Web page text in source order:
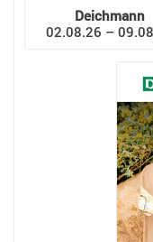
Deichmann
02.08.26 –